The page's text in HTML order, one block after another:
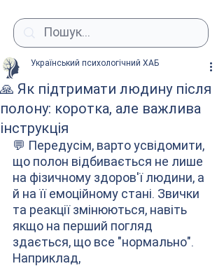
🙏 Як підтримати людину після
полону: коротка, але важлива
інструкція
Український психологічний ХАБ
💬 Передусім, варто усвідомити,
що полон відбивається не лише
на фізичному здоров'ї людини, а
й на її емоційному стані. Звички
та реакції змінюються, навіть
якщо на перший погляд
здається, що все "нормально".
Наприклад,